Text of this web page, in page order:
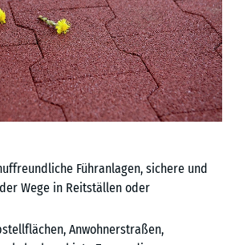
Führanlagen, sichere und
Wege in Reitställen oder
Anwohnerstraßen,